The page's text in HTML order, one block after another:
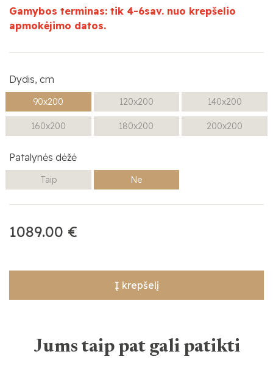
Gamybos terminas: tik 4-6sav. nuo krepšelio
apmokėjimo datos.
Dydis, cm
90x200 120x200 140x200
160x200 180x200 200x200
Patalynės dėžė
Taip Ne
1089.00 €
Į krepšelį
Jums taip pat gali patikti